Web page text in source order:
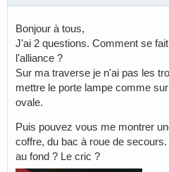
Bonjour à tous,
J'ai 2 questions. Comment se
l'alliance ?
Sur ma traverse je n'ai pas les
mettre le porte lampe comme
ovale.
Puis pouvez vous me montrer
coffre, du bac à roue de
au fond ? Le cric ?